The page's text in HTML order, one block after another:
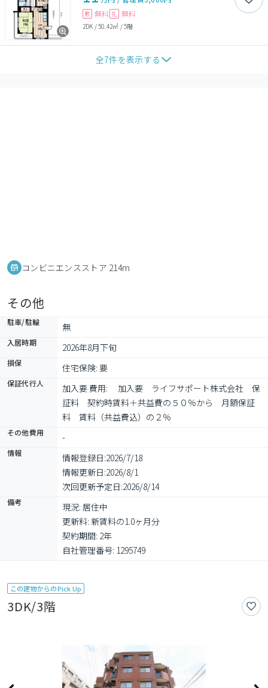
敷 無料 礼 無料
2DK /50.42㎡ /5階
全7件を表示する
コンビニエンスストア 214m
その他
駐車/駐輪 無
入居時期 2026年8月下旬
損保 住宅保険: 要
保証代行人
加入要 費用: 　加入要　ライフサポート株式会社　保
証料　契約時賃料＋共益費の５０％から　月額保証
料　賃料（共益費込）の２％
その他費用 -
情報 情報登録日:2026/7/18
情報更新日:2026/8/1
次回更新予定日:2026/8/14
備考
現況: 居住中
更新料: 新賃料の1.0ヶ月分
契約期間: 2年
自社管理番号: 1295749
この建物からのPick Up
3DK/3階